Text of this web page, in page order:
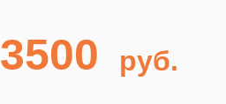
3500 руб.